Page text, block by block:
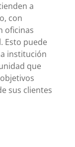
a
con
oficinas
Esto puede
institución
que
sus clientes